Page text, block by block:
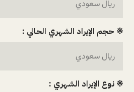
※ حجم الإيراد الشهري الحالي :
※ نوع الإيراد الشهري :